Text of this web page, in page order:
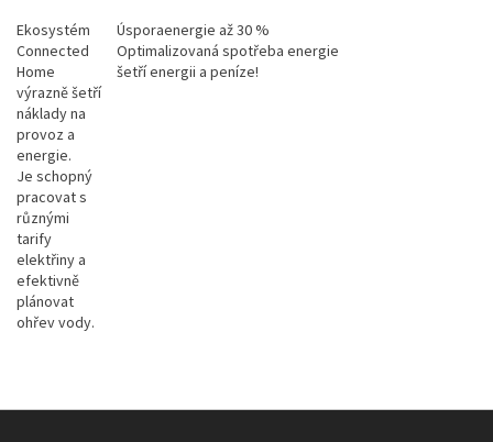
Ekosystém
Connected
Home
výrazně šetří
náklady na
provoz a
energie.
Je schopný
pracovat s
různými
tarify
elektřiny a
efektivně
plánovat
ohřev vody.
Úsporaenergie až 30 %
Optimalizovaná spotřeba energie
šetří energii a peníze!